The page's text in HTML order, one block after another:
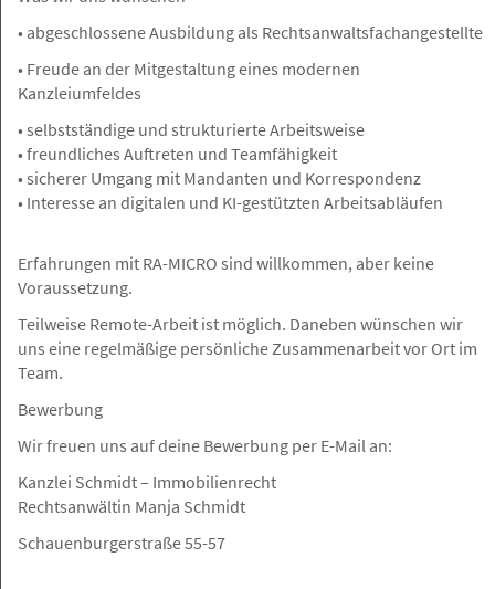
Hamburg, Frankfurt a.M., Berlin, Nürnberg Angebot
07.08.2026
Rechtsanwalt (m/w/d) im Bereich
Verkehrsrecht
Hamburg Angebot
07.08.2026
Rechtsanwaltsfachangestellte (m/w/d)
Rechtsanwälte Johannsen PartG mbB
• abgeschlossene Ausbildung als Rechtsanwaltsfachangestellte
• Freude an der Mitgestaltung eines modernen
Kanzleiumfeldes
• selbstständige und strukturierte Arbeitsweise
• freundliches Auftreten und Teamfähigkeit
• sicherer Umgang mit Mandanten und Korrespondenz
• Interesse an digitalen und KI-gestützten Arbeitsabläufen
Erfahrungen mit RA-MICRO sind willkommen, aber keine
Voraussetzung.
Teilweise Remote-Arbeit ist möglich. Daneben wünschen wir
uns eine regelmäßige persönliche Zusammenarbeit vor Ort im
Team.
Bewerbung
Wir freuen uns auf deine Bewerbung per E-Mail an:
Kanzlei Schmidt – Immobilienrecht
Rechtsanwältin Manja Schmidt
Schauenburgerstraße 55-57